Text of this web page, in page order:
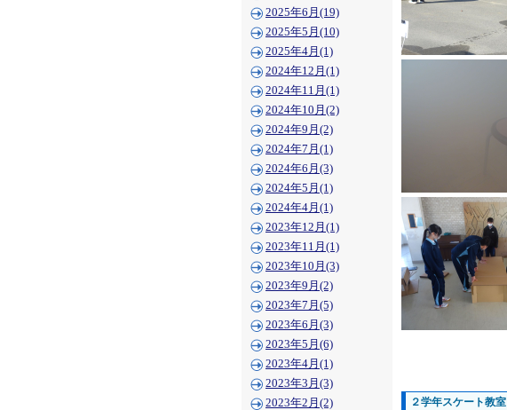
2025年6月(19)
2025年5月(10)
2025年4月(1)
2024年12月(1)
2024年11月(1)
2024年10月(2)
2024年9月(2)
2024年7月(1)
2024年6月(3)
2024年5月(1)
2024年4月(1)
2023年12月(1)
2023年11月(1)
2023年10月(3)
2023年9月(2)
2023年7月(5)
2023年6月(3)
2023年5月(6)
2023年4月(1)
2023年3月(3)
2023年2月(2)
２学年スケート教室